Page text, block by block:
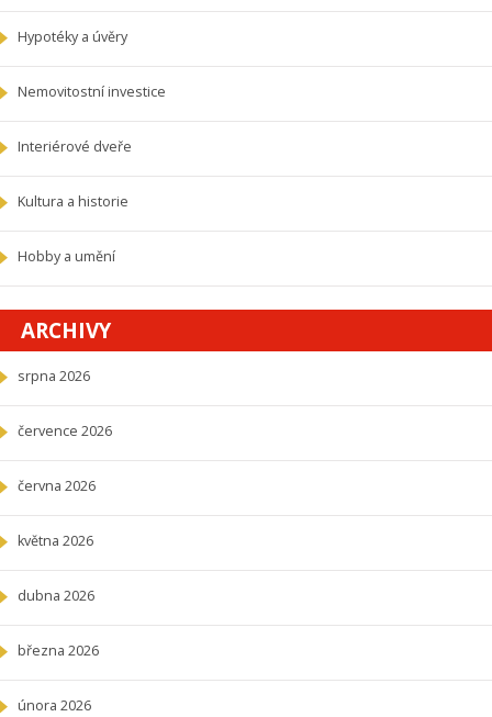
Hypotéky a úvěry
Nemovitostní investice
Interiérové dveře
Kultura a historie
Hobby a umění
ARCHIVY
srpna 2026
července 2026
června 2026
května 2026
dubna 2026
března 2026
února 2026